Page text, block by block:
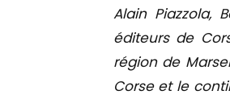
Alain Piazzola,
éditeurs de
région de
Corse et le